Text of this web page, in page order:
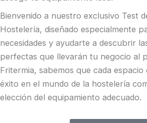
Bienvenido a nuestro exclusivo Test
Hostelería, diseñado especialmente
necesidades y ayudarte a descubrir
perfectas que llevarán tu negocio al
Fritermia, sabemos que cada
éxito en el mundo de la hostelería
elección del equipamiento adecuado.